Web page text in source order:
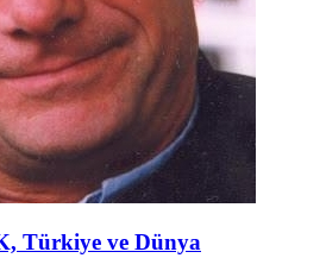
Türkiye ve Dünya